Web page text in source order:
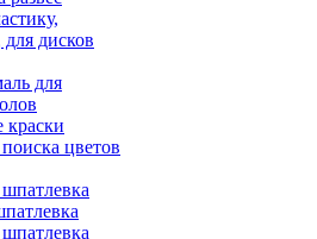
дисков
для
цветов